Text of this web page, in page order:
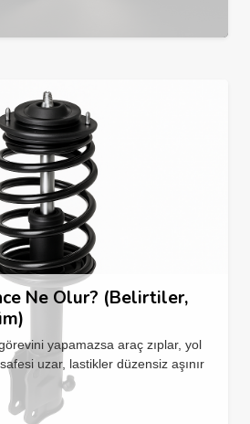
Ne Olur? (Belirtiler,
yapamazsa araç zıplar, yol
uzar, lastikler düzensiz aşınır